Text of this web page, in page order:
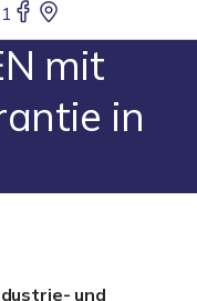
mit
in
und